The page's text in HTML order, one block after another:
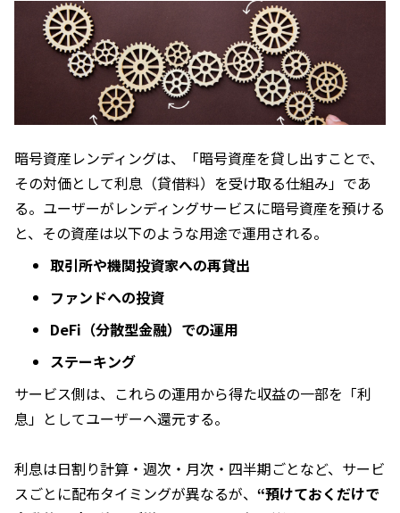
暗号資産レンディングは、「暗号資産を貸し出すことで、
その対価として利息（貸借料）を受け取る仕組み」であ
る。ユーザーがレンディングサービスに暗号資産を預ける
と、その資産は以下のような用途で運用される。
取引所や機関投資家への再貸出
ファンドへの投資
DeFi（分散型金融）での運用
ステーキング
サービス側は、これらの運用から得た収益の一部を「利
息」としてユーザーへ還元する。
利息は日割り計算・週次・月次・四半期ごとなど、サービ
スごとに配布タイミングが異なるが、 “預けておくだけで